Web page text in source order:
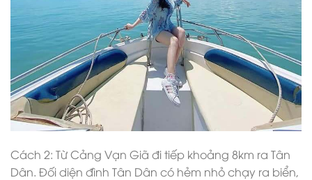
Cách 2: Từ Cảng Vạn Giã đi tiếp khoảng 8km ra Tân
Dân. Đối diện đình Tân Dân có hẻm nhỏ chạy ra biển,